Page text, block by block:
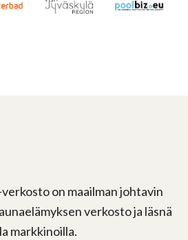
on maailman johtavin
verkosto ja läsnä
markkinoilla.